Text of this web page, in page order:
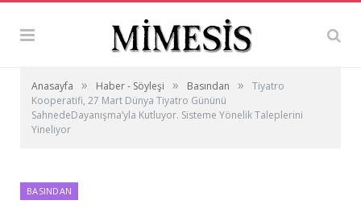
Anasayfa » Haber - Söyleşi » Basından »
Tiyatro
Kooperatifi, 27 Mart Dünya Tiyatro Gününü
SahnedeDayanışma’yla Kutluyor. Sisteme Yönelik Taleplerini
Yineliyor
BASINDAN